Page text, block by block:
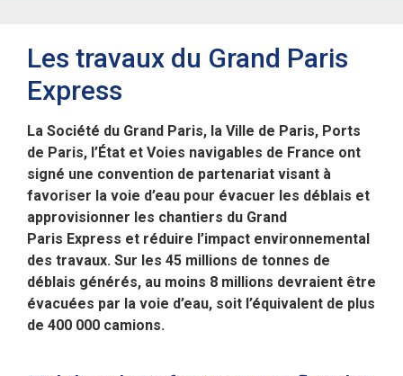
Les travaux du Grand Paris
Express
La Société du Grand Paris, la Ville de Paris, Ports
de Paris, l’État et Voies navigables de France ont
signé une convention de partenariat visant à
favoriser la voie d’eau pour évacuer les déblais et
approvisionner les chantiers du Grand
Paris Express et réduire l’impact environnemental
des travaux. Sur les 45 millions de tonnes de
déblais générés, au moins 8 millions devraient être
évacuées par la voie d’eau, soit l’équivalent de plus
de 400 000 camions.